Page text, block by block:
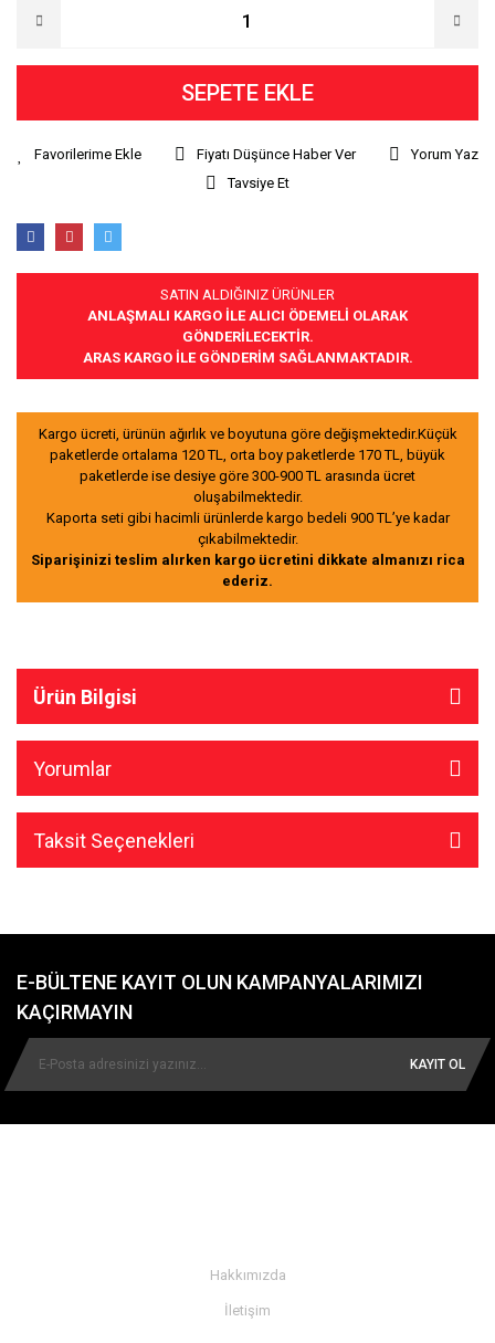
SEPETE EKLE
Fiyatı Düşünce Haber Ver
Yorum Yaz
Tavsiye Et
SATIN ALDIĞINIZ ÜRÜNLER
ANLAŞMALI KARGO İLE ALICI ÖDEMELİ OLARAK
GÖNDERİLECEKTİR.
ARAS KARGO İLE GÖNDERİM SAĞLANMAKTADIR.
Kargo ücreti, ürünün ağırlık ve boyutuna göre değişmektedir.Küçük
paketlerde ortalama 120 TL, orta boy paketlerde 170 TL, büyük
paketlerde ise desiye göre 300-900 TL arasında ücret
oluşabilmektedir.
Kaporta seti gibi hacimli ürünlerde kargo bedeli 900 TL’ye kadar
çıkabilmektedir.
Siparişinizi teslim alırken kargo ücretini dikkate almanızı rica
ederiz.
Ürün Bilgisi
Yorumlar
Taksit Seçenekleri
E-BÜLTENE KAYIT OLUN KAMPANYALARIMIZI
KAÇIRMAYIN
KAYIT OL
Hakkımızda
İletişim